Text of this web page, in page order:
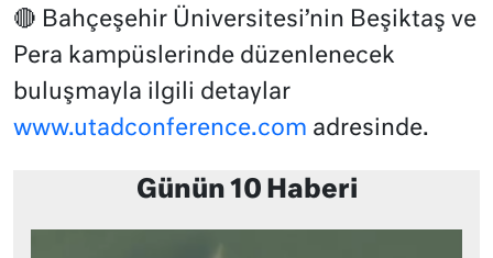
🔴 Bahçeşehir Üniversitesi’nin Beşiktaş ve
Pera kampüslerinde düzenlenecek
buluşmayla ilgili detaylar
www.utadconference.com adresinde.
Günün 10 Haberi